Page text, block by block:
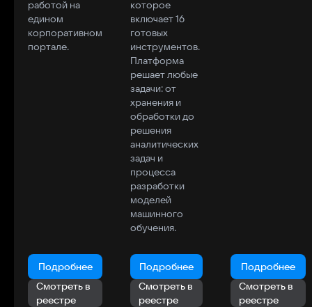
работой на
едином
корпоративном
портале.
Подробнее
Смотреть в
реестре
которое
включает 16
готовых
инструментов.
Платформа
решает любые
задачи: от
хранения и
обработки до
решения
аналитических
задач и
процесса
разработки
моделей
машинного
обучения.
Подробнее
Смотреть в
реестре
Подробнее
Смотреть в
реестре